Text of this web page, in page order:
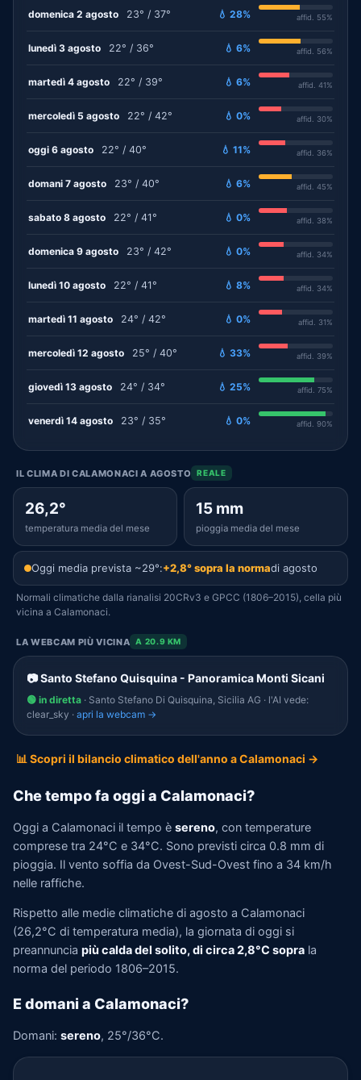
domenica 2 agosto 23° / 37° 💧 28% affid. 55%
lunedì 3 agosto 22° / 36° 💧 6% affid. 56%
martedì 4 agosto 22° / 39° 💧 6% affid. 41%
mercoledì 5 agosto 22° / 42° 💧 0% affid. 30%
oggi 6 agosto 22° / 40° 💧 11% affid. 36%
domani 7 agosto 23° / 40° 💧 6% affid. 45%
sabato 8 agosto 22° / 41° 💧 0% affid. 38%
domenica 9 agosto 23° / 42° 💧 0% affid. 34%
lunedì 10 agosto 22° / 41° 💧 8% affid. 34%
martedì 11 agosto 24° / 42° 💧 0% affid. 31%
mercoledì 12 agosto 25° / 40° 💧 33% affid. 39%
giovedì 13 agosto 24° / 34° 💧 25% affid. 75%
venerdì 14 agosto 23° / 35° 💧 0% affid. 90%
IL CLIMA DI CALAMONACI A AGOSTO REALE
26,2°
temperatura media del mese
15 mm
pioggia media del mese
Oggi media prevista ~29°:+2,8° sopra la normadi agosto
Normali climatiche dalla rianalisi 20CRv3 e GPCC (1806–2015), cella più
vicina a Calamonaci.
LA WEBCAM PIÙ VICINA A 20.9 KM
📷 Santo Stefano Quisquina - Panoramica Monti Sicani
🟢 in diretta · Santo Stefano Di Quisquina, Sicilia AG · l'AI vede:
clear_sky · apri la webcam →
📊 Scopri il bilancio climatico dell'anno a Calamonaci →
Che tempo fa oggi a Calamonaci?
Oggi a Calamonaci il tempo è sereno, con temperature
comprese tra 24°C e 34°C. Sono previsti circa 0.8 mm di
pioggia. Il vento soffia da Ovest-Sud-Ovest fino a 34 km/h
nelle raffiche.
Rispetto alle medie climatiche di agosto a Calamonaci
(26,2°C di temperatura media), la giornata di oggi si
preannuncia più calda del solito, di circa 2,8°C sopra la
norma del periodo 1806–2015.
E domani a Calamonaci?
Domani: sereno, 25°/36°C.